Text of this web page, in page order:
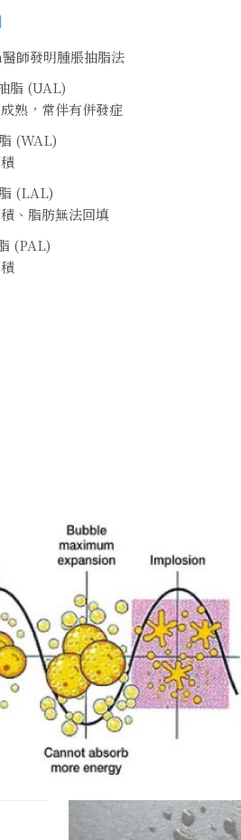
師發明腫脹抽脂法
脂 (UAL)
熟，常伴有併發症
(WAL)
(LAL)
、脂肪無法回填
(PAL)